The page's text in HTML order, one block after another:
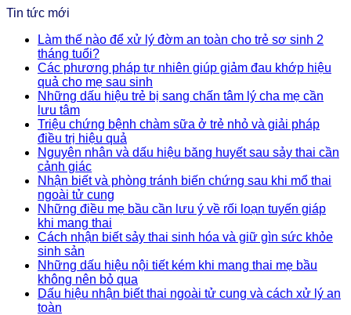
Tin tức mới
Làm thế nào để xử lý đờm an toàn cho trẻ sơ sinh 2
tháng tuổi?
Các phương pháp tự nhiên giúp giảm đau khớp hiệu
quả cho mẹ sau sinh
Những dấu hiệu trẻ bị sang chấn tâm lý cha mẹ cần
lưu tâm
Triệu chứng bệnh chàm sữa ở trẻ nhỏ và giải pháp
điều trị hiệu quả
Nguyên nhân và dấu hiệu băng huyết sau sảy thai cần
cảnh giác
Nhận biết và phòng tránh biến chứng sau khi mổ thai
ngoài tử cung
Những điều mẹ bầu cần lưu ý về rối loạn tuyến giáp
khi mang thai
Cách nhận biết sảy thai sinh hóa và giữ gìn sức khỏe
sinh sản
Những dấu hiệu nội tiết kém khi mang thai mẹ bầu
không nên bỏ qua
Dấu hiệu nhận biết thai ngoài tử cung và cách xử lý an
toàn